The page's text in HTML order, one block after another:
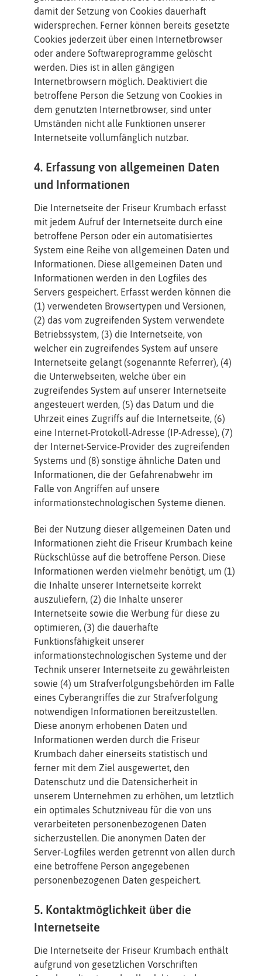
damit der Setzung von Cookies dauerhaft
widersprechen. Ferner können bereits gesetzte
Cookies jederzeit über einen Internetbrowser
oder andere Softwareprogramme gelöscht
werden. Dies ist in allen gängigen
Internetbrowsern möglich. Deaktiviert die
betroffene Person die Setzung von Cookies in
dem genutzten Internetbrowser, sind unter
Umständen nicht alle Funktionen unserer
Internetseite vollumfänglich nutzbar.
4. Erfassung von allgemeinen Daten
und Informationen
Die Internetseite der Friseur Krumbach erfasst
mit jedem Aufruf der Internetseite durch eine
betroffene Person oder ein automatisiertes
System eine Reihe von allgemeinen Daten und
Informationen. Diese allgemeinen Daten und
Informationen werden in den Logfiles des
Servers gespeichert. Erfasst werden können die
(1) verwendeten Browsertypen und Versionen,
(2) das vom zugreifenden System verwendete
Betriebssystem, (3) die Internetseite, von
welcher ein zugreifendes System auf unsere
Internetseite gelangt (sogenannte Referrer), (4)
die Unterwebseiten, welche über ein
zugreifendes System auf unserer Internetseite
angesteuert werden, (5) das Datum und die
Uhrzeit eines Zugriffs auf die Internetseite, (6)
eine Internet-Protokoll-Adresse (IP-Adresse), (7)
der Internet-Service-Provider des zugreifenden
Systems und (8) sonstige ähnliche Daten und
Informationen, die der Gefahrenabwehr im
Falle von Angriffen auf unsere
informationstechnologischen Systeme dienen.
Bei der Nutzung dieser allgemeinen Daten und
Informationen zieht die Friseur Krumbach keine
Rückschlüsse auf die betroffene Person. Diese
Informationen werden vielmehr benötigt, um (1)
die Inhalte unserer Internetseite korrekt
auszuliefern, (2) die Inhalte unserer
Internetseite sowie die Werbung für diese zu
optimieren, (3) die dauerhafte
Funktionsfähigkeit unserer
informationstechnologischen Systeme und der
Technik unserer Internetseite zu gewährleisten
sowie (4) um Strafverfolgungsbehörden im Falle
eines Cyberangriffes die zur Strafverfolgung
notwendigen Informationen bereitzustellen.
Diese anonym erhobenen Daten und
Informationen werden durch die Friseur
Krumbach daher einerseits statistisch und
ferner mit dem Ziel ausgewertet, den
Datenschutz und die Datensicherheit in
unserem Unternehmen zu erhöhen, um letztlich
ein optimales Schutzniveau für die von uns
verarbeiteten personenbezogenen Daten
sicherzustellen. Die anonymen Daten der
Server-Logfiles werden getrennt von allen durch
eine betroffene Person angegebenen
personenbezogenen Daten gespeichert.
5. Kontaktmöglichkeit über die
Internetseite
Die Internetseite der Friseur Krumbach enthält
aufgrund von gesetzlichen Vorschriften